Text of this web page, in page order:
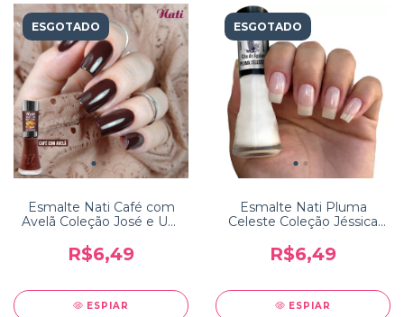
ESGOTADO
Esmalte Nati Café com
Avelã Coleção José e Um
R$6,49
ESPIAR
ESGOTADO
Esmalte Nati Pluma
Celeste Coleção Jéssica
R$6,49
ESPIAR